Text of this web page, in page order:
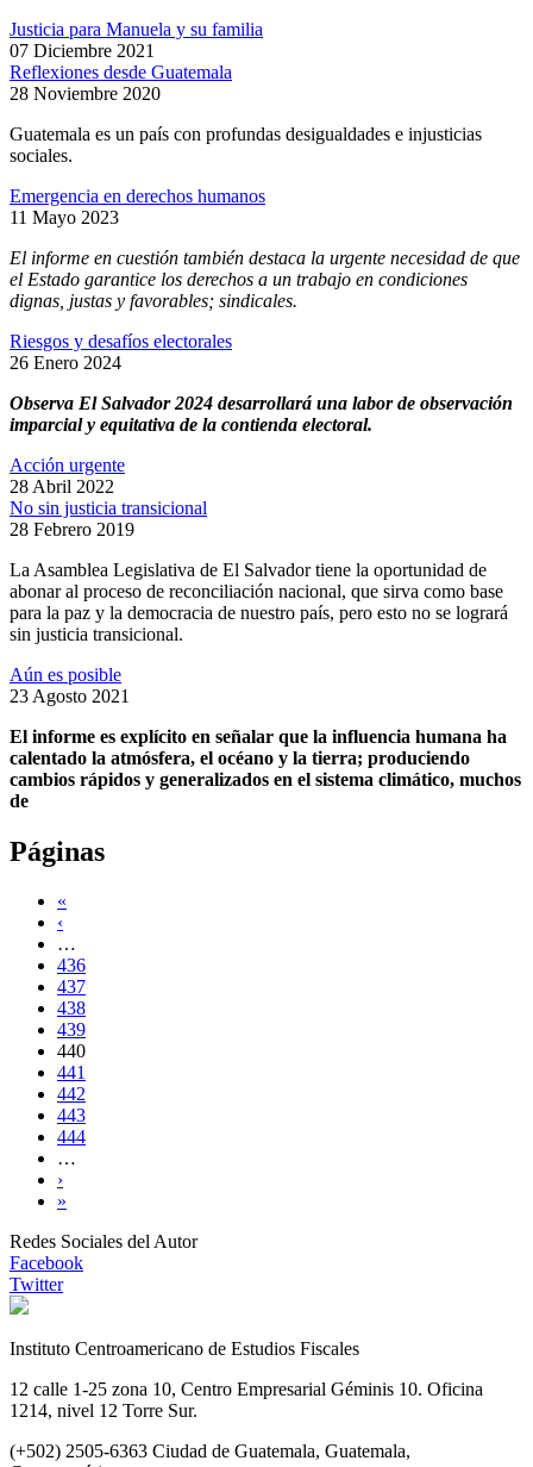
Justicia para Manuela y su familia
07 Diciembre 2021
Reflexiones desde Guatemala
28 Noviembre 2020
Guatemala es un país con profundas desigualdades e injusticias
sociales.
Emergencia en derechos humanos
11 Mayo 2023
El informe en cuestión también destaca la urgente necesidad de que
el Estado garantice los derechos a un trabajo en condiciones
dignas, justas y favorables; sindicales.
Riesgos y desafíos electorales
26 Enero 2024
Observa El Salvador 2024 desarrollará una labor de observación
imparcial y equitativa de la contienda electoral.
Acción urgente
28 Abril 2022
No sin justicia transicional
28 Febrero 2019
La Asamblea Legislativa de El Salvador tiene la oportunidad de
abonar al proceso de reconciliación nacional, que sirva como base
para la paz y la democracia de nuestro país, pero esto no se logrará
sin justicia transicional.
Aún es posible
23 Agosto 2021
El informe es explícito en señalar que la influencia humana ha
calentado la atmósfera, el océano y la tierra; produciendo
cambios rápidos y generalizados en el sistema climático, muchos
de
Páginas
«
‹
…
436
437
438
439
440
441
442
443
444
…
›
»
Redes Sociales del Autor
Facebook
Twitter
Instituto Centroamericano de Estudios Fiscales
12 calle 1-25 zona 10, Centro Empresarial Géminis 10. Oficina
1214, nivel 12 Torre Sur.
(+502) 2505-6363 Ciudad de Guatemala, Guatemala,